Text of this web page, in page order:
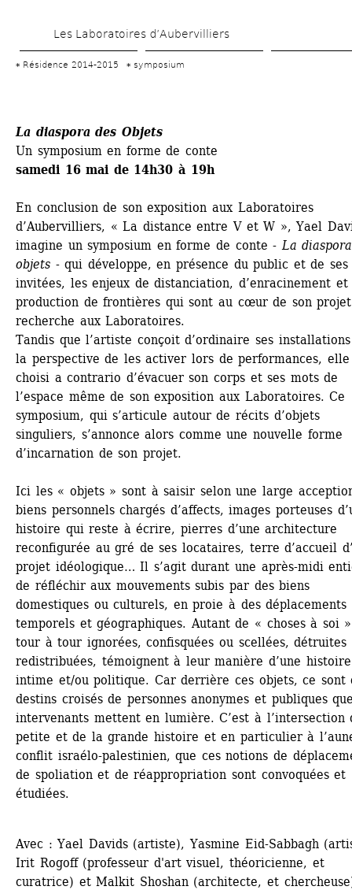
au
contenu
Les Laboratoires d’Aubervilliers
Résidence 2014-2015 symposium
La diaspora des Objets
Un symposium en forme de conte
samedi 16 mai de 14h30 à 19h
En conclusion de son exposition aux Laboratoires
d’Aubervilliers, « La distance entre V et W », Yael
imagine un symposium en forme de conte - La
objets - qui développe, en présence du public et de ses
invitées, les enjeux de distanciation, d’enracinement et
production de frontières qui sont au cœur de son
recherche aux Laboratoires.
Tandis que l’artiste conçoit d’ordinaire ses
la perspective de les activer lors de performances,
choisi a contrario d’évacuer son corps et ses mots de
l’espace même de son exposition aux Laboratoires. Ce
symposium, qui s’articule autour de récits d’objets
singuliers, s’annonce alors comme une nouvelle forme
d’incarnation de son projet.
Ici les « objets » sont à saisir selon une large
biens personnels chargés d’affects, images porteuses
histoire qui reste à écrire, pierres d’une architecture
reconfigurée au gré de ses locataires, terre d’accueil
projet idéologique… Il s’agit durant une après-midi
de réfléchir aux mouvements subis par des biens
domestiques ou culturels, en proie à des déplacements
temporels et géographiques. Autant de « choses à soi
tour à tour ignorées, confisquées ou scellées, détruites
redistribuées, témoignent à leur manière d’une histoire
intime et/ou politique. Car derrière ces objets, ce sont
destins croisés de personnes anonymes et publiques
intervenants mettent en lumière. C’est à l’intersection
petite et de la grande histoire et en particulier à
conflit israélo-palestinien, que ces notions de
de spoliation et de réappropriation sont convoquées et
étudiées.
Avec : Yael Davids (artiste), Yasmine Eid-Sabbagh
Irit Rogoff (professeur d'art visuel, théoricienne, et
curatrice) et Malkit Shoshan (architecte, et